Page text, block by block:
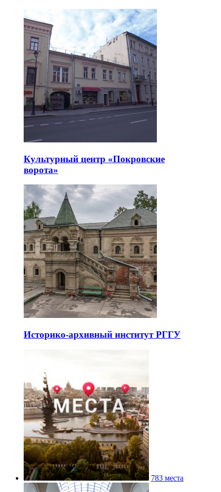
Культурный центр «Покровские
ворота»
Историко-архивный институт РГГУ
783 места